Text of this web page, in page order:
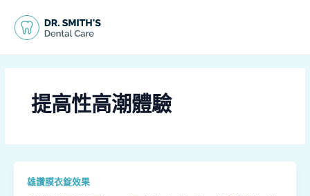
提高性高潮體驗
雄讚膜衣錠效果